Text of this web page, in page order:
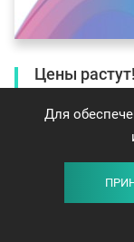
Цены
Делимся
Для